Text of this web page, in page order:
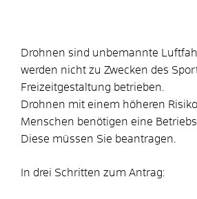
Drohnen sind unbemannte
werden nicht zu Zwecken des
Freizeitgestaltung betrieben.
Drohnen mit einem höheren
Menschen benötigen eine
Diese müssen Sie beantragen.
In drei Schritten zum Antrag: